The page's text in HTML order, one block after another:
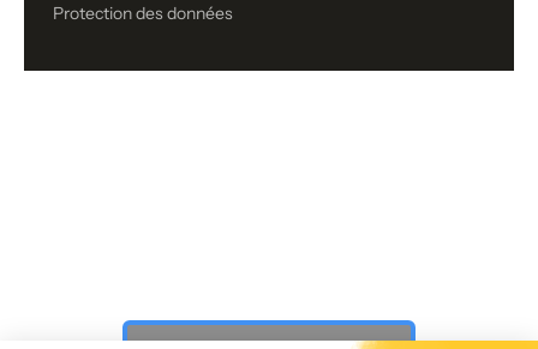
Protection des données